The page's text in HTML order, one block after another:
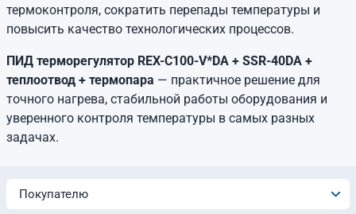
термоконтроля, сократить перепады температуры и
повысить качество технологических процессов.
ПИД терморегулятор REX-C100-V*DA + SSR-40DA +
теплоотвод + термопара — практичное решение для
точного нагрева, стабильной работы оборудования и
уверенного контроля температуры в самых разных
задачах.
Покупателю